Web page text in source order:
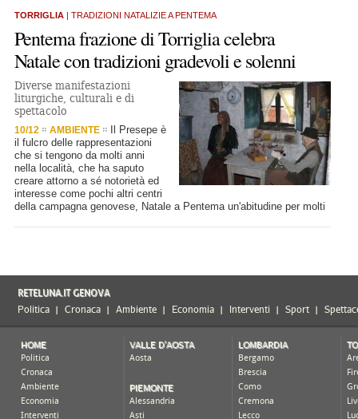
TORRIGLIA | TRADIZIONI NATALIZIE A PENTEMA
Pentema frazione di Torriglia celebra
Natale con tradizioni gradevoli e solenni
Diverse manifestazioni
liturgiche, culturali e di
spettacolo
10/12 AMBIENTE
Il Presepe è
il fulcro delle rappresentazioni
che si tengono da molti anni
nella località, che ha saputo
creare attorno a sé notorietà ed
interesse come pochi altri centri
della campagna genovese, Natale a Pentema un'abitudine per molti